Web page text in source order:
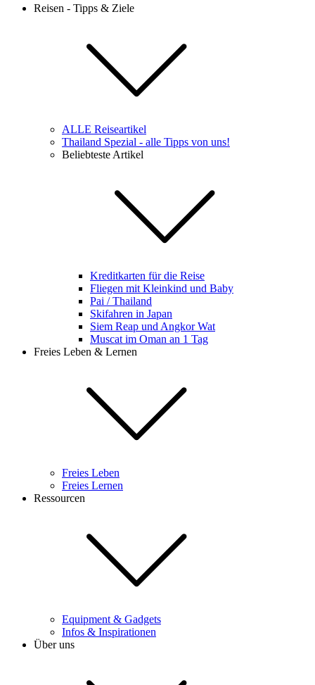
Reisen - Tipps & Ziele
ALLE Reiseartikel
Thailand Spezial - alle Tipps von uns!
Beliebteste Artikel
Kreditkarten für die Reise
Fliegen mit Kleinkind und Baby
Pai / Thailand
Skifahren in Japan
Siem Reap und Angkor Wat
Muscat im Oman an 1 Tag
Freies Leben & Lernen
Freies Leben
Freies Lernen
Ressourcen
Equipment & Gadgets
Infos & Inspirationen
Über uns